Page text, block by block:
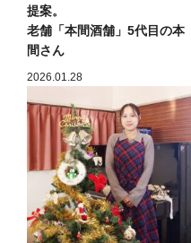
提案。
老舗「本間酒舗」5代目の本
間さん
2026.01.28